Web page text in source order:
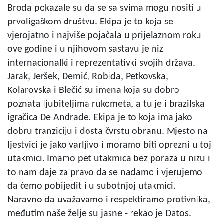
Broda pokazale su da se sa svima mogu nositi u
prvoligaškom društvu. Ekipa je to koja se
vjerojatno i najviše pojačala u prijelaznom roku
ove godine i u njihovom sastavu je niz
internacionalki i reprezentativki svojih država.
Jarak, Jeršek, Demić, Robida, Petkovska,
Kolarovska i Blečić su imena koja su dobro
poznata ljubiteljima rukometa, a tu je i brazilska
igračica De Andrade. Ekipa je to koja ima jako
dobru tranziciju i dosta čvrstu obranu. Mjesto na
ljestvici je jako varljivo i moramo biti oprezni u toj
utakmici. Imamo pet utakmica bez poraza u nizu i
to nam daje za pravo da se nadamo i vjerujemo
da ćemo pobijedit i u subotnjoj utakmici.
Naravno da uvažavamo i respektiramo protivnika,
međutim naše želje su jasne - rekao je Datos.